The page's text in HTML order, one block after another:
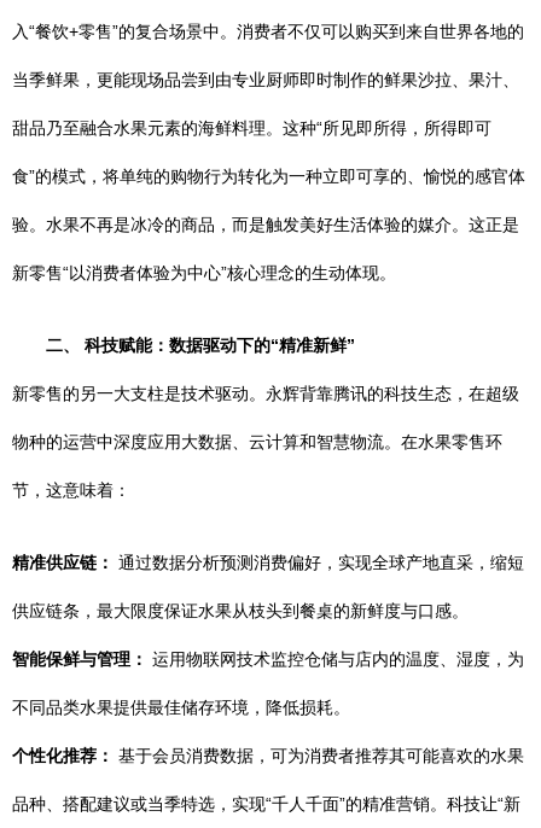
入“餐饮+零售”的复合场景中。消费者不仅可以购买到来自世界各地的
当季鲜果，更能现场品尝到由专业厨师即时制作的鲜果沙拉、果汁、
甜品乃至融合水果元素的海鲜料理。这种“所见即所得，所得即可
食”的模式，将单纯的购物行为转化为一种立即可享的、愉悦的感官体
验。水果不再是冰冷的商品，而是触发美好生活体验的媒介。这正是
新零售“以消费者体验为中心”核心理念的生动体现。
二、 科技赋能：数据驱动下的“精准新鲜”
新零售的另一大支柱是技术驱动。永辉背靠腾讯的科技生态，在超级
物种的运营中深度应用大数据、云计算和智慧物流。在水果零售环
节，这意味着：
精准供应链： 通过数据分析预测消费偏好，实现全球产地直采，缩短
供应链条，最大限度保证水果从枝头到餐桌的新鲜度与口感。
智能保鲜与管理： 运用物联网技术监控仓储与店内的温度、湿度，为
不同品类水果提供最佳储存环境，降低损耗。
个性化推荐： 基于会员消费数据，可为消费者推荐其可能喜欢的水果
品种、搭配建议或当季特选，实现“千人千面”的精准营销。科技让“新